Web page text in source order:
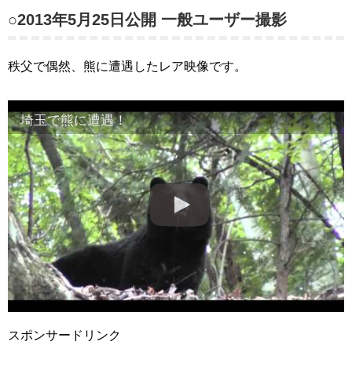
○2013年5月25日公開 一般ユーザー撮影
秩父で偶然、熊に遭遇したレア映像です。
埼玉で熊に遭遇！
スポンサードリンク